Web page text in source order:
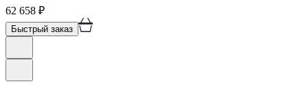
62 658 ₽
Быстрый заказ